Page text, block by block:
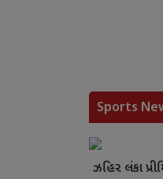
Sports
ઝહિર લંકા